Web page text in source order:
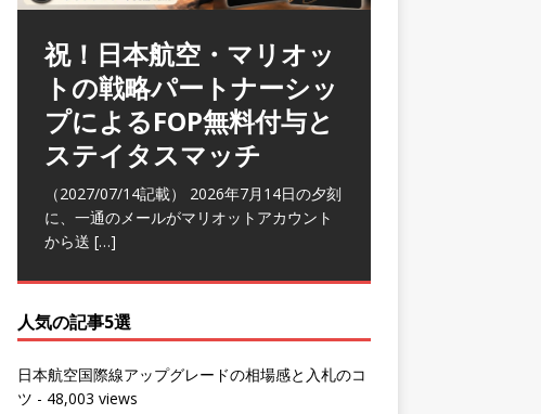
ラウンジ 華 那覇空港
(2026/05)
（2026/06/07記載） 2026年5月下旬の平日
に那覇を訪れた際に利用した。 こちらのラ
ウンジ
[…]
人気の記事5選
ツ- 48,003 views
日本航空国際線マイルアップグレードキャンセル待
ちの確率や確定タイミングの全容